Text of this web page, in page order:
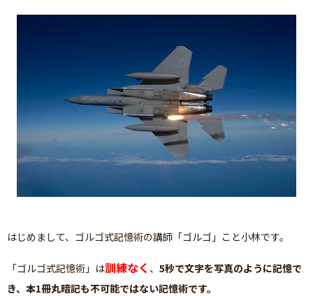
はじめまして、ゴルゴ式記憶術の講師「ゴルゴ」こと小林です。
「ゴルゴ式記憶術」は訓練なく 、 5秒で文字を写真のように記憶で
き、本1冊丸暗記も不可能ではない記憶術です。